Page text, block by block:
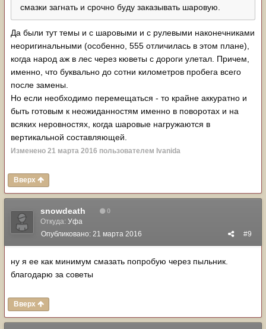
смазки загнать и срочно буду заказывать шаровую.
Да были тут темы и с шаровыми и с рулевыми наконечниками
неоригинальными (особенно, 555 отличилась в этом плане),
когда народ аж в лес через кюветы с дороги улетал. Причем,
именно, что буквально до сотни километров пробега всего
после замены.
Но если необходимо перемещаться - то крайне аккуратно и
быть готовым к неожиданностям именно в поворотах и на
всяких неровностях, когда шаровые нагружаются в
вертикальной составляющей.
Изменено 21 марта 2016 пользователем Ivanida
Вверх
snowdeath 0
Откуда: Уфа
#9
Опубликовано: 21 марта 2016
ну я ее как минимум смазать попробую через пыльник.
благодарю за советы
Вверх